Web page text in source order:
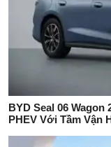
BYD Seal 06
PHEV Với Tầm Vận